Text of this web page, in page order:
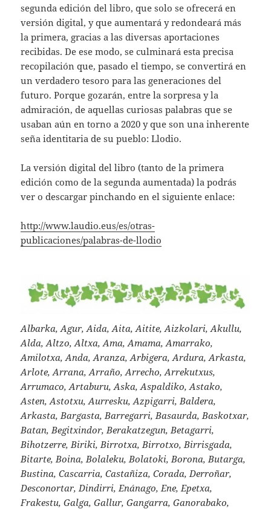
segunda edición del libro, que solo se ofrecerá en
versión digital, y que aumentará y redondeará más
la primera, gracias a las diversas aportaciones
recibidas. De ese modo, se culminará esta precisa
recopilación que, pasado el tiempo, se convertirá en
un verdadero tesoro para las generaciones del
futuro. Porque gozarán, entre la sorpresa y la
admiración, de aquellas curiosas palabras que se
usaban aún en torno a 2020 y que son una inherente
seña identitaria de su pueblo: Llodio.
La versión digital del libro (tanto de la primera
edición como de la segunda aumentada) la podrás
ver o descargar pinchando en el siguiente enlace:
http://www.laudio.eus/es/otras-
publicaciones/palabras-de-llodio
Albarka, Agur, Aida, Aita, Aitite, Aizkolari, Akullu,
Alda, Altzo, Altxa, Ama, Amama, Amarrako,
Amilotxa, Anda, Aranza, Arbigera, Ardura, Arkasta,
Arlote, Arrana, Arraño, Arrecho, Arrekutxus,
Arrumaco, Artaburu, Aska, Aspaldiko, Astako,
Asten, Astotxu, Aurresku, Azpigarri, Baldera,
Arkasta, Bargasta, Barregarri, Basaurda, Baskotxar,
Batan, Begitxindor, Berakatzegun, Betagarri,
Bihotzerre, Biriki, Birrotxa, Birrotxo, Birrisgada,
Bitarte, Boina, Bolaleku, Bolatoki, Borona, Butarga,
Bustina, Cascarria, Castañiza, Corada, Derroñar,
Desconortar, Dindirri, Enánago, Ene, Epetxa,
Frakestu, Galga, Gallur, Gangarra, Ganorabako,